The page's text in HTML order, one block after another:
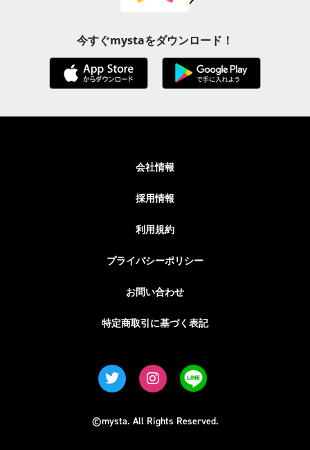
今すぐmystaをダウンロード！
会社情報
採用情報
利用規約
プライバシーポリシー
お問い合わせ
特定商取引に基づく表記
©mysta. All Rights Reserved.